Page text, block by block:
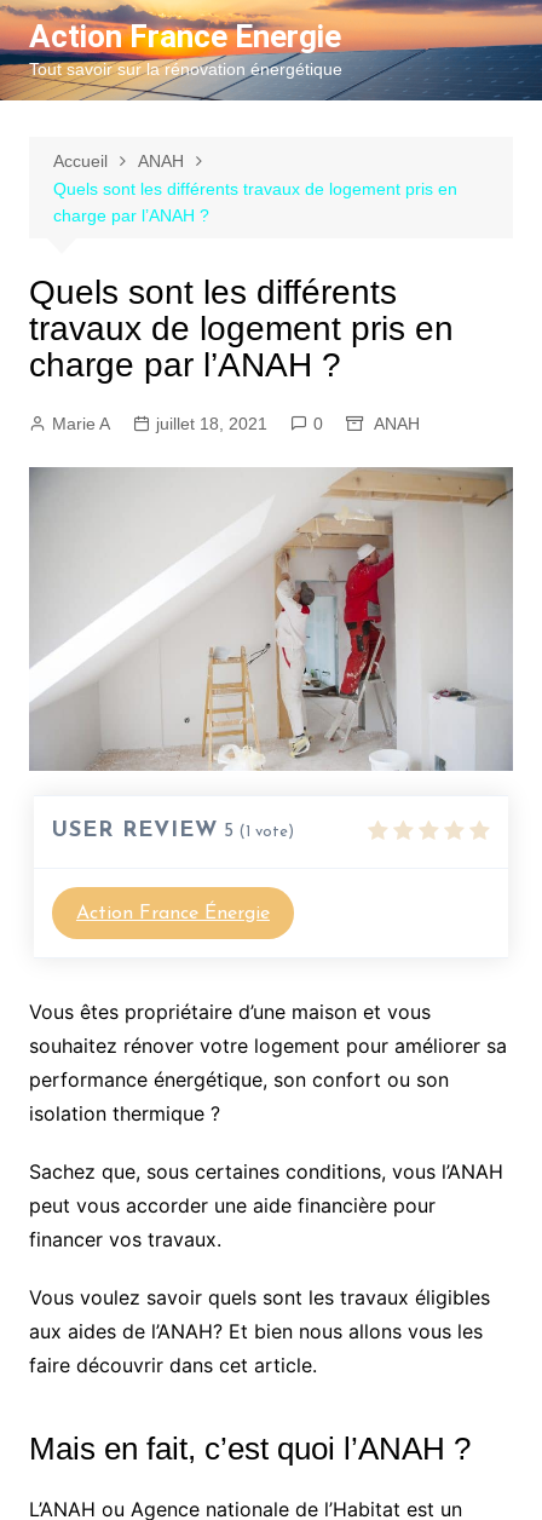
Aller
au
contenu
Action France Energie
Tout savoir sur la rénovation énergétique
Accueil
ANAH
Quels sont les différents travaux de logement pris en
charge par l’ANAH ?
Quels sont les différents
travaux de logement pris en
charge par l’ANAH ?
Marie A juillet 18, 2021 0 ANAH
USER REVIEW 5 ( vote)
Action France Énergie
Vous êtes propriétaire d’une maison et vous
souhaitez rénover votre logement pour améliorer sa
performance énergétique, son confort ou son
isolation thermique ?
Sachez que, sous certaines conditions, vous l’ANAH
peut vous accorder une aide financière pour
financer vos travaux.
Vous voulez savoir quels sont les travaux éligibles
aux aides de l’ANAH? Et bien nous allons vous les
faire découvrir dans cet article.
Mais en fait, c’est quoi l’ANAH ?
L’ANAH ou Agence nationale de l’Habitat est un